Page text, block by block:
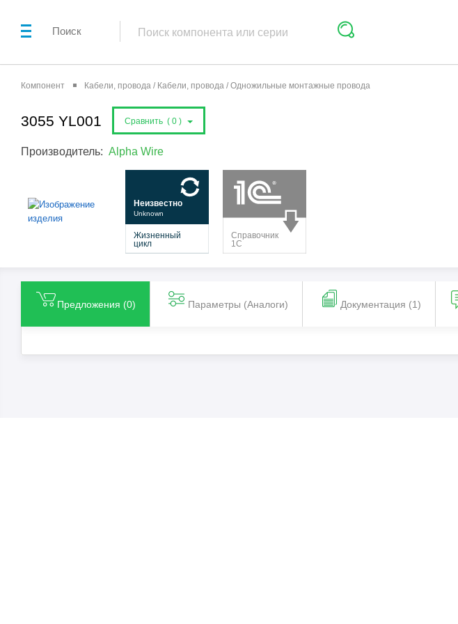
Поиск
Компонент Кабели, провода / Кабели, провода / Одножильные монтажные провода
3055 YL001 Сравнить ( 0 )
Производитель: Alpha Wire
Предложения (0) Параметры (Aналоги) Документация (1)